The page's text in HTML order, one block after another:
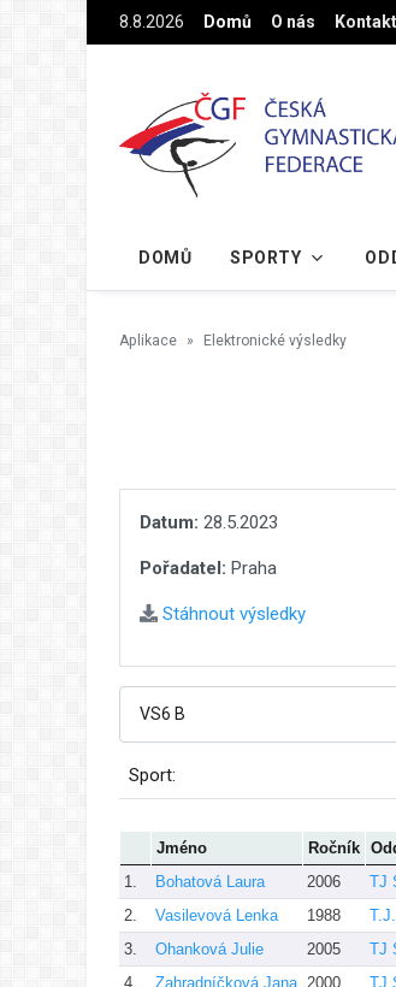
Na hlavní obsah8.8.2026 Domů O nás Kontakt
DOMŮ SPORTY
Aplikace Elektronické výsledky
Datum: 28.5.2023
Pořadatel: Praha
Stáhnout výsledky
Sport:
Jméno Ročník
1.
Bohatová Laura 2006 TJ
2.
Vasilevová Lenka 1988
3.
Ohanková Julie 2005 TJ
4.
Zahradníčková Jana 2000 TJ